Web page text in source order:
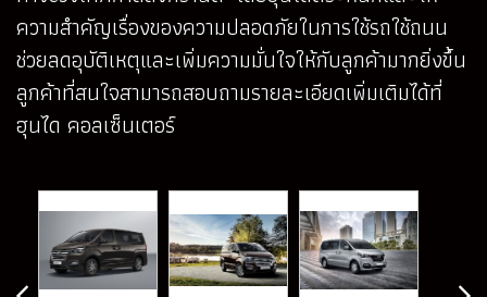
ความสำคัญเรื่องของความปลอดภัยในการใช้รถใช้ถนน
ช่วยลดอุบัติเหตุและเพิ่มความมั่นใจให้กับลูกค้ามากยิ่งขึ้น
ลูกค้าที่สนใจสามารถสอบถามรายละเอียดเพิ่มเติมได้ที่
ฮุนได คอลเซ็นเตอร์